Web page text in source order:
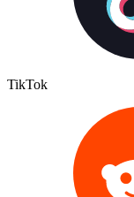
TikTok